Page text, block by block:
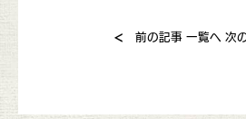
< 前の記事 一覧へ 次